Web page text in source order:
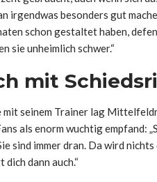
irgendwas besonders gut
schon gestaltet haben,
sie unheimlich schwer.“
mit
seinem Trainer lag
als enorm wuchtig empfand:
sind immer dran. Da wird
dann auch.“